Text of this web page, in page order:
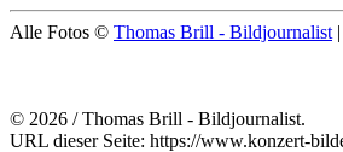
Alle Fotos © Thomas Brill - Bildjournalist |
© 2026 / Thomas Brill - Bildjournalist.
URL dieser Seite: https://www.konzert-